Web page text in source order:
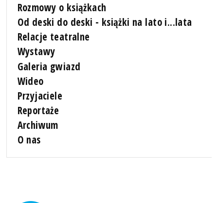
Rozmowy o książkach
Od deski do deski - książki na lato i...lata
Relacje teatralne
Wystawy
Galeria gwiazd
Wideo
Przyjaciele
Reportaże
Archiwum
O nas